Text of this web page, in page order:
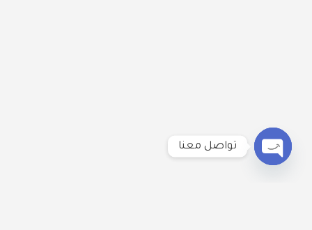
تواصل معنا